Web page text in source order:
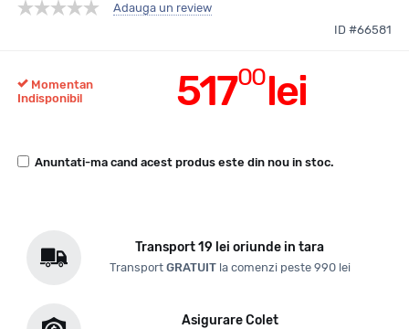
Adauga un review
ID #66581
51700lei
Momentan
Indisponibil
Anuntati-ma cand acest produs este din nou in stoc.
Transport 19 lei oriunde in tara
Transport GRATUITla comenzi peste 990 lei
Asigurare Colet